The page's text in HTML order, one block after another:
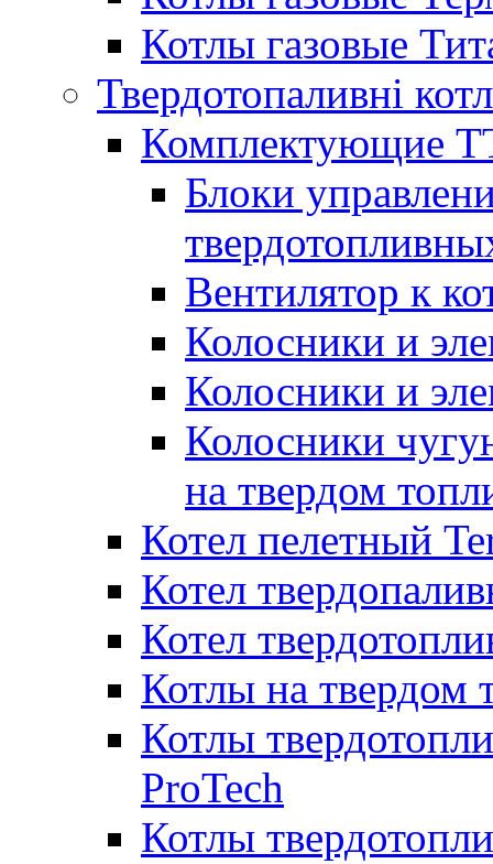
Котлы газовые
Твердотопаливні
Комплектующие
Блоки
Вентилятор к
Колосники и
Колосники и
Колосники
на твердом
Котел пелетный
Котел
Котел
Котлы на твердом
Котлы
ProTech
Котлы